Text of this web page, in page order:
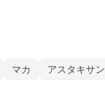
マカ アスタキサ